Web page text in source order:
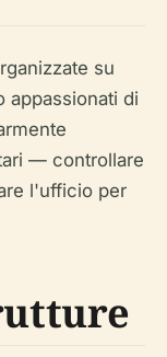
su
appassionati di
— controllare
l'ufficio per